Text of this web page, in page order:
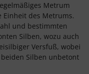
Metrum
Einheit des Metrums.
und bestimmten
Silben, wozu auch
Versfuß, wobei
Silben unbetont